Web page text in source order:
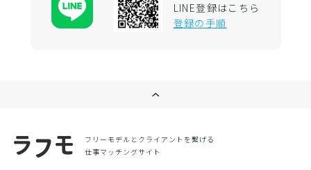
LINE登録はこちら
登録の手順
フリーモデルとクライアントを繋げる
仕事マッチングサイト